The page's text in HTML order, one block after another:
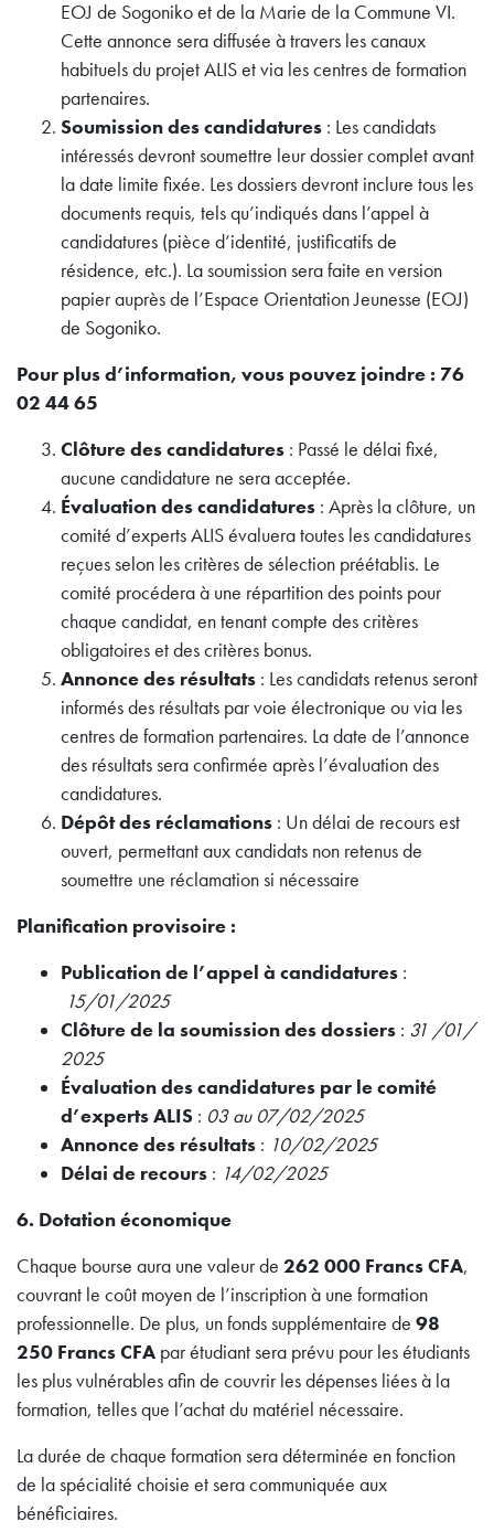
EOJ de Sogoniko et de la Marie de la Commune VI.
Cette annonce sera diffusée à travers les canaux
habituels du projet ALIS et via les centres de formation
partenaires.
Soumission des candidatures : Les candidats
intéressés devront soumettre leur dossier complet avant
la date limite fixée. Les dossiers devront inclure tous les
documents requis, tels qu’indiqués dans l’appel à
candidatures (pièce d’identité, justificatifs de
résidence, etc.). La soumission sera faite en version
papier auprès de l’Espace Orientation Jeunesse (EOJ)
de Sogoniko.
Pour plus d’information, vous pouvez joindre : 76
02 44 65
Clôture des candidatures : Passé le délai fixé,
aucune candidature ne sera acceptée.
Évaluation des candidatures : Après la clôture, un
comité d’experts ALIS évaluera toutes les candidatures
reçues selon les critères de sélection préétablis. Le
comité procédera à une répartition des points pour
chaque candidat, en tenant compte des critères
obligatoires et des critères bonus.
Annonce des résultats : Les candidats retenus seront
informés des résultats par voie électronique ou via les
centres de formation partenaires. La date de l’annonce
des résultats sera confirmée après l’évaluation des
candidatures.
Dépôt des réclamations : Un délai de recours est
ouvert, permettant aux candidats non retenus de
soumettre une réclamation si nécessaire
Planification provisoire :
Publication de l’appel à candidatures :
15/01/2025
Clôture de la soumission des dossiers : 31 /01/
2025
Évaluation des candidatures par le comité
d’experts ALIS : 03 au 07/02/2025
Annonce des résultats : 10/02/2025
Délai de recours : 14/02/2025
6. Dotation économique
Chaque bourse aura une valeur de 262 000 Francs CFA,
couvrant le coût moyen de l’inscription à une formation
professionnelle. De plus, un fonds supplémentaire de 98
250 Francs CFA par étudiant sera prévu pour les étudiants
les plus vulnérables afin de couvrir les dépenses liées à la
formation, telles que l’achat du matériel nécessaire.
La durée de chaque formation sera déterminée en fonction
de la spécialité choisie et sera communiquée aux
bénéficiaires.